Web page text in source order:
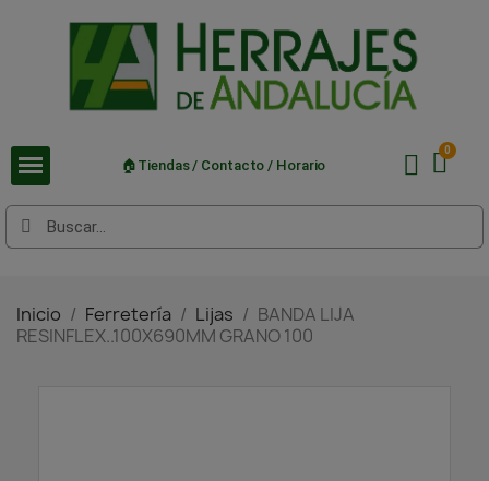
🏠Tiendas / Contacto / Horario
Inicio Ferretería Lijas
BANDA LIJA
RESINFLEX..100X690MM GRANO 100